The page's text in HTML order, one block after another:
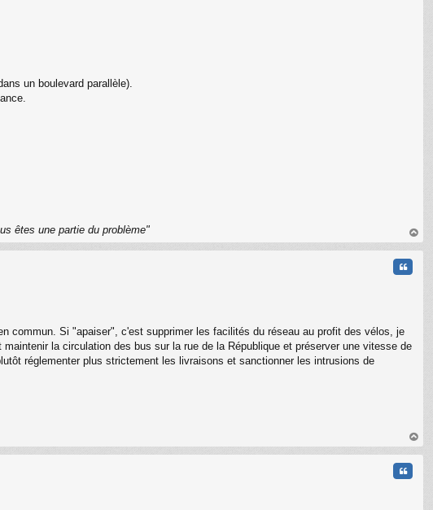
un boulevard parallèle).
êtes une partie du problème"
au
commun. Si "apaiser", c'est supprimer les facilités du réseau au profit des vélos, je
la circulation des bus sur la rue de la République et préserver une vitesse de
réglementer plus strictement les livraisons et sanctionner les intrusions de
au